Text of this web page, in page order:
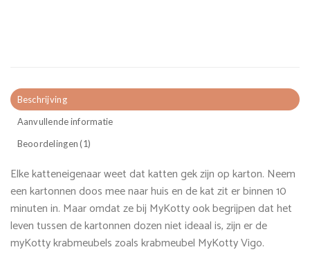
Beschrijving
Aanvullende informatie
Beoordelingen (1)
Elke katteneigenaar weet dat katten gek zijn op karton. Neem
een kartonnen doos mee naar huis en de kat zit er binnen 10
minuten in. Maar omdat ze bij MyKotty ook begrijpen dat het
leven tussen de kartonnen dozen niet ideaal is, zijn er de
myKotty krabmeubels zoals krabmeubel MyKotty Vigo.